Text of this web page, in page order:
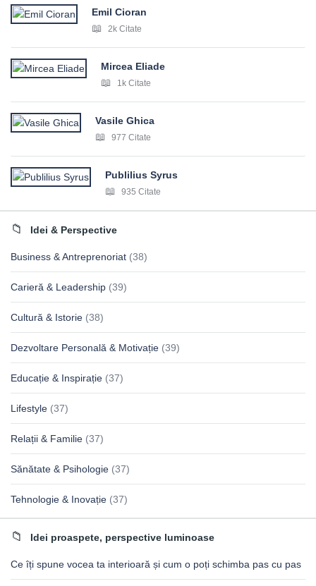
Emil Cioran
2k Citate
Mircea Eliade
1k Citate
Vasile Ghica
977 Citate
Publilius Syrus
935 Citate
Idei & Perspective
Business & Antreprenoriat (38)
Carieră & Leadership (39)
Cultură & Istorie (38)
Dezvoltare Personală & Motivație (39)
Educație & Inspirație (37)
Lifestyle (37)
Relații & Familie (37)
Sănătate & Psihologie (37)
Tehnologie & Inovație (37)
Idei proaspete, perspective luminoase
Ce îți spune vocea ta interioară și cum o poți schimba pas cu pas